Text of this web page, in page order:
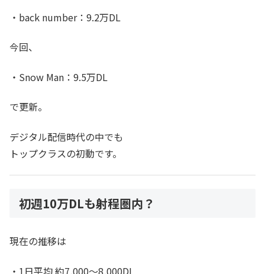
・back number：9.2万DL
今回、
・Snow Man：9.5万DL
で更新。
デジタル配信時代の中でも
トップクラスの初動です。
初週10万DLも射程圏内？
現在の推移は
・1日平均 約7,000〜8,000DL